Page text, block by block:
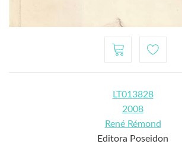
LT013828
2008
René Rémond
Editora Poseidon